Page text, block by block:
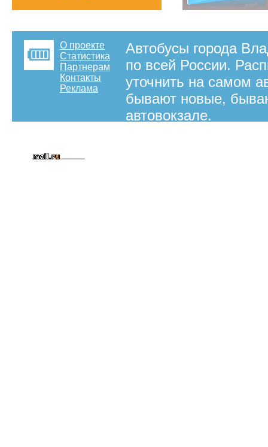
О проекте
Статистика
Партнерам
Контакты
Реклама
Автобусы города
по всей России.
уточнить на самом
бывают новые,
автовокзале.